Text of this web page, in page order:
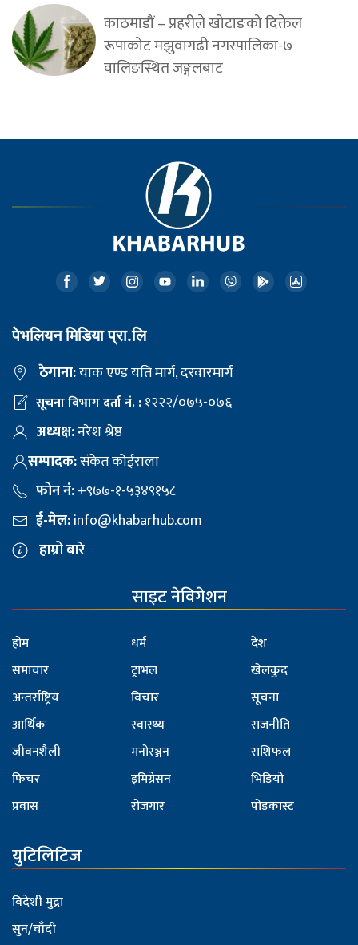
काठमाडौं – प्रहरीले खोटाङको दिक्तेल
रूपाकोट मझुवागढी नगरपालिका-७
वालिङस्थित जङ्गलबाट
पेभलियन मिडिया प्रा.लि
ठेगाना:याक एण्ड यति मार्ग, दरवारमार्ग
सूचना विभाग दर्ता नं. :१२२२/०७५-०७६
अध्यक्ष:नरेश श्रेष्ठ
सम्पादक:संकेत कोईराला
फोन नं:+९७७-१-५३४९१५८
ई-मेल:info@khabarhub.com
हाम्रो बारे
साइट नेविगेशन
होम
समाचार
अन्तर्राष्ट्रिय
आर्थिक
जीवनशैली
फिचर
प्रवास
धर्म
ट्राभल
विचार
स्वास्थ्य
मनोरञ्जन
इमिग्रेसन
रोजगार
देश
खेलकुद
सूचना
राजनीति
राशिफल
भिडियो
पोडकास्ट
युटिलिटिज
विदेशी मुद्रा
सुन/चाँदी